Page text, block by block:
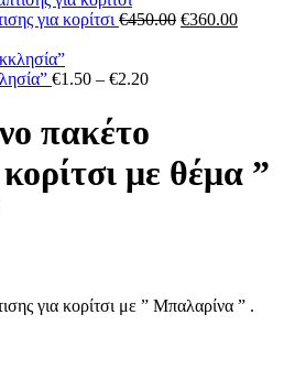
για κορίτσι €450.00 Original
€360.00Η
€1.50 – €2.20Price
through
€2.20
πακέτο
με θέμα ”
για κορίτσι με ” Μπαλαρίνα ” .